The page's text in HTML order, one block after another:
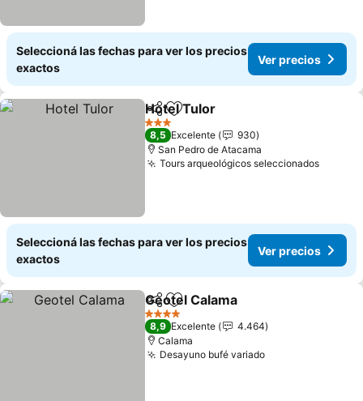
Seleccioná las fechas para ver los precios
exactos
Ver precios
CompartirAñadir a favoritos
Hotel Tulor
3 Estrellas
8,5 Excelente
930
San Pedro de Atacama
Tours arqueológicos seleccionadosVer
Seleccioná las fechas para ver los precios
exactos
Ver precios
CompartirAñadir a favoritos
Geotel Calama
4 Estrellas
8,9 Excelente
4.464
Calama
Desayuno bufé variadoVer precios